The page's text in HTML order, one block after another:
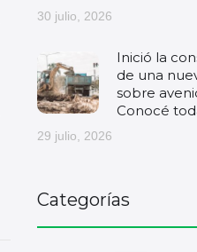
30 julio, 2026
Inició la
de una
sobre
Conocé
29 julio, 2026
Categorías